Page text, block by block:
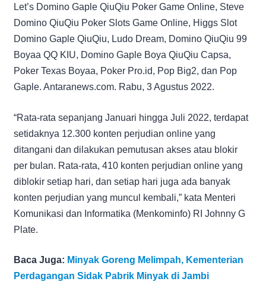
Let’s Domino Gaple QiuQiu Poker Game Online, Steve
Domino QiuQiu Poker Slots Game Online, Higgs Slot
Domino Gaple QiuQiu, Ludo Dream, Domino QiuQiu 99
Boyaa QQ KIU, Domino Gaple Boya QiuQiu Capsa,
Poker Texas Boyaa, Poker Pro.id, Pop Big2, dan Pop
Gaple. Antaranews.com. Rabu, 3 Agustus 2022.
“Rata-rata sepanjang Januari hingga Juli 2022, terdapat
setidaknya 12.300 konten perjudian online yang
ditangani dan dilakukan pemutusan akses atau blokir
per bulan. Rata-rata, 410 konten perjudian online yang
diblokir setiap hari, dan setiap hari juga ada banyak
konten perjudian yang muncul kembali,” kata Menteri
Komunikasi dan Informatika (Menkominfo) RI Johnny G
Plate.
Baca Juga: Minyak Goreng Melimpah, Kementerian
Perdagangan Sidak Pabrik Minyak di Jambi